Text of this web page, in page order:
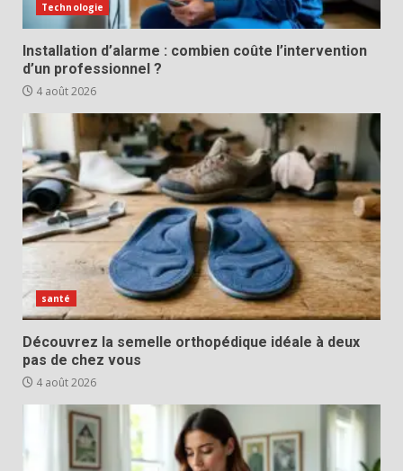
Technologie
Installation d’alarme : combien coûte l’intervention
d’un professionnel ?
4 août 2026
santé
Découvrez la semelle orthopédique idéale à deux
pas de chez vous
4 août 2026